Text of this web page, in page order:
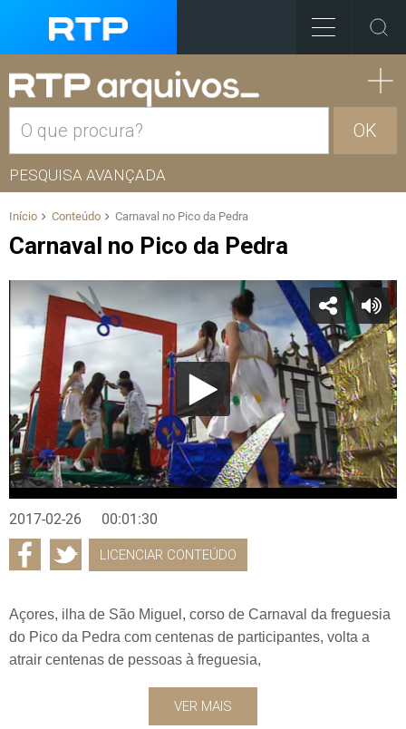
OK
PESQUISA AVANÇADA
Início Conteúdo Carnaval no Pico da Pedra
Carnaval no Pico da Pedra
2017-02-26 00:01:30
LICENCIAR CONTEÚDO
Açores, ilha de São Miguel, corso de Carnaval da freguesia
do Pico da Pedra com centenas de participantes, volta a
atrair centenas de pessoas à freguesia,
VER MAIS